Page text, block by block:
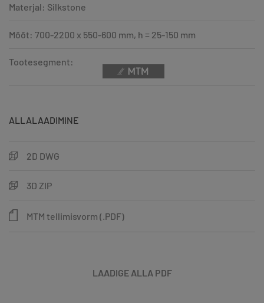
Materjal: Silkstone
Mõõt: 700-2200 x 550-600 mm, h = 25-150 mm
Tootesegment:
ALLALAADIMINE
2D DWG
3D ZIP
MTM tellimisvorm (.PDF)
LAADIGE ALLA PDF